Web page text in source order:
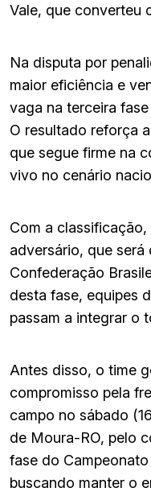
Vale, que converteu
Na disputa por
maior eficiência e
vaga na terceira
O resultado reforça
que segue firme na
vivo no cenário
Com a
adversário, que
Confederação
desta fase, equipes
passam a integrar o
Antes disso, o time
compromisso pela
campo no sábado
de Moura-RO, pelo
fase do
buscando manter o